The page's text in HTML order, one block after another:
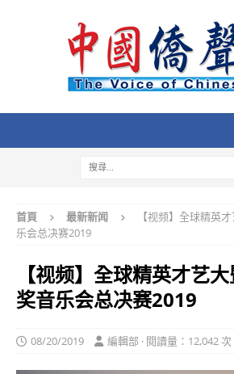
首頁 最新新闻
【视频】全球精英
乐会总决赛2019
【视频】全球精英才艺
奖音乐会总决赛2019
08/20/2019 編輯部 · 閱讀量：12,042 次